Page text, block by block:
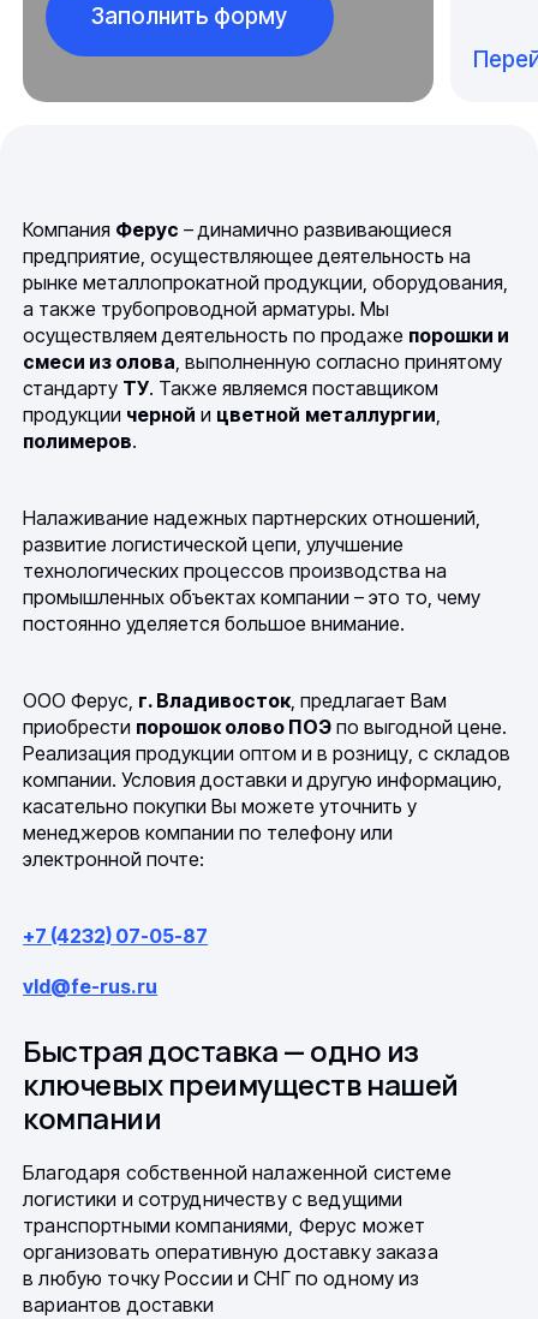
Заполнить форму
Компания Ферус – динамично развивающиеся
предприятие, осуществляющее деятельность на
рынке металлопрокатной продукции, оборудования,
а также трубопроводной арматуры. Мы
осуществляем деятельность по продаже порошки и
смеси из олова, выполненную согласно принятому
стандарту ТУ. Также являемся поставщиком
продукции черной и цветной металлургии,
полимеров.
Налаживание надежных партнерских отношений,
развитие логистической цепи, улучшение
технологических процессов производства на
промышленных объектах компании – это то, чему
постоянно уделяется большое внимание.
ООО Ферус, г. Владивосток, предлагает Вам
приобрести порошок олово ПОЭ по выгодной цене.
Реализация продукции оптом и в розницу, с складов
компании. Условия доставки и другую информацию,
касательно покупки Вы можете уточнить у
менеджеров компании по телефону или
электронной почте:
+7 (4232) 07-05-87
vld@fe-rus.ru
Быстрая доставка — одно из
ключевых преимуществ нашей
компании
Благодаря собственной налаженной системе
логистики и сотрудничеству с ведущими
транспортными компаниями, Ферус может
организовать оперативную доставку заказа
в любую точку России и СНГ по одному из
вариантов доставки